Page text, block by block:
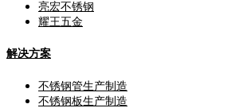
亮宏不锈钢
耀王五金
解决方案
不锈钢管生产制造
不锈钢板生产制造